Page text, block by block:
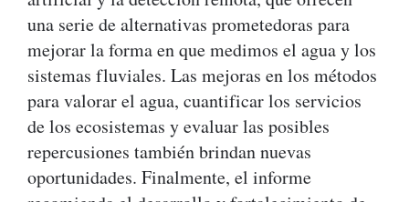
una serie de alternativas prometedoras para
mejorar la forma en que medimos el agua y los
sistemas fluviales. Las mejoras en los métodos
para valorar el agua, cuantificar los servicios
de los ecosistemas y evaluar las posibles
repercusiones también brindan nuevas
oportunidades. Finalmente, el informe